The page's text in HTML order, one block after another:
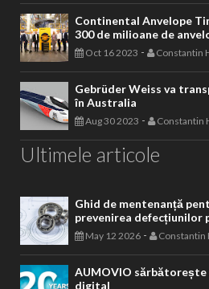
Continental Anvelope
300 de milioane de
Oct 16 2023 - Constantin
Gebrüder Weiss va
în Australia
Aug 30 2023 - Constantin
Ultimele articole
Ghid de mentenanță
prevenirea defecțiunilor
May 12 2026 - Constantin
AUMOVIO sărbătorește
digital